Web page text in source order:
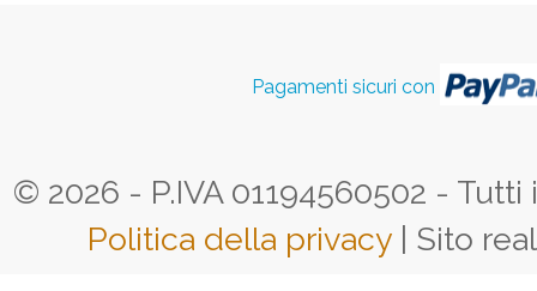
Pagamenti sicuri con
© 2026 - P.IVA 01194560502 -
Politica della privacy | Sito